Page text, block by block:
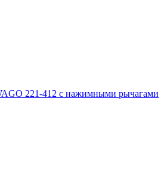
221-412 с нажимными рычагами